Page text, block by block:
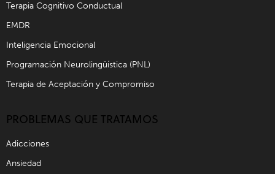
Terapia Cognitivo Conductual
EMDR
Inteligencia Emocional
Programación Neurolingüística (PNL)
Terapia de Aceptación y Compromiso
PROBLEMAS QUE TRATAMOS
Adicciones
Ansiedad